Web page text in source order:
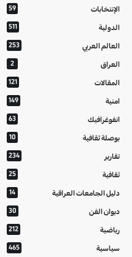
الإنتخابات 59
الدولية 511
العالم العربي 253
العراق 2
المقالات 121
امنية 149
انفوغرافيك 63
بوصلة ثقافية 10
تقارير 234
ثقافية 25
دليل الجامعات العراقية 14
ديوان الفن 30
رياضية 212
سياسية 465